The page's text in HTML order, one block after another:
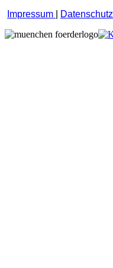
Impressum
Datenschutz